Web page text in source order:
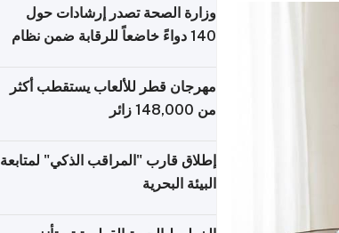
وزارة الصحة تصدر إرشادات حول
140 دواءً خاضعاً للرقابة ضمن نظام
مهرجان قطر للألعاب يستقطب أكثر
من 148,000 زائر
إطلاق قارب "المراقب الذكي" لمتابعة
البيئة البحرية